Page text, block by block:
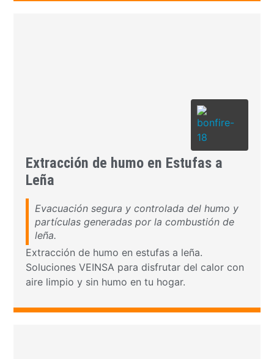
Extracción de humo en Estufas a
Leña
Evacuación segura y controlada del humo y
partículas generadas por la combustión de
leña.
Extracción de humo en estufas a leña.
Soluciones VEINSA para disfrutar del calor con
aire limpio y sin humo en tu hogar.